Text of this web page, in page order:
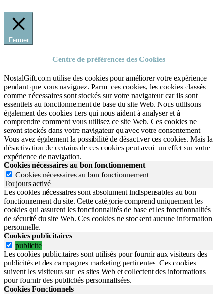
Fermer
Centre de préférences des Cookies
NostalGift.com utilise des cookies pour améliorer votre expérience
pendant que vous naviguez. Parmi ces cookies, les cookies classés
comme nécessaires sont stockés sur votre navigateur car ils sont
essentiels au fonctionnement de base du site Web. Nous utilisons
également des cookies tiers qui nous aident à analyser et à
comprendre comment vous utilisez ce site Web. Ces cookies ne
seront stockés dans votre navigateur qu'avec votre consentement.
Vous avez également la possibilité de désactiver ces cookies. Mais la
désactivation de certains de ces cookies peut avoir un effet sur votre
expérience de navigation.
Cookies nécessaires au bon fonctionnement
Cookies nécessaires au bon fonctionnement
Toujours activé
Les cookies nécessaires sont absolument indispensables au bon
fonctionnement du site. Cette catégorie comprend uniquement les
cookies qui assurent les fonctionnalités de base et les fonctionnalités
de sécurité du site Web. Ces cookies ne stockent aucune information
personnelle.
Cookies publicitaires
publicite
Les cookies publicitaires sont utilisés pour fournir aux visiteurs des
publicités et des campagnes marketing pertinentes. Ces cookies
suivent les visiteurs sur les sites Web et collectent des informations
pour fournir des publicités personnalisées.
Cookies Fonctionnels